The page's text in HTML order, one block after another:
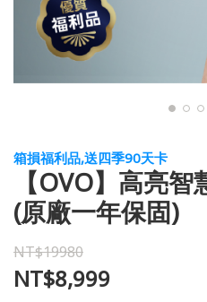
箱損福利品,送四季90天卡
【OVO】高亮
(原廠一年保固)
NT$19980
NT$8,999